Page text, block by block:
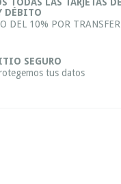
DÉBITO
DEL 10% POR
SEGURO
tus datos